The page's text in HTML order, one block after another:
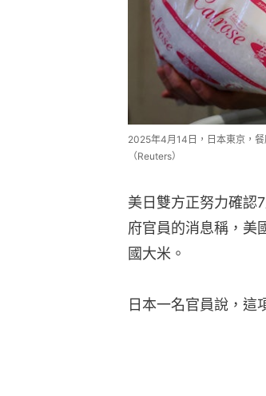
2025年4月14日，日本東京，
（Reuters）
美日雙方正努力確認
府官員的消息稱，美
國大米。
日本一名官員說，這